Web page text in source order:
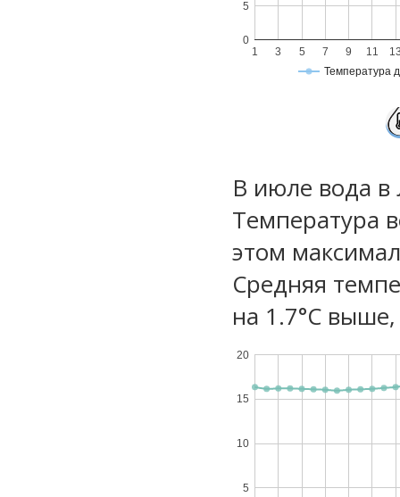
Температура
1 3 5 7 9 11
0
5
В июле вода в
Температура
этом
Средняя
на 1.7°C
5
10
15
20